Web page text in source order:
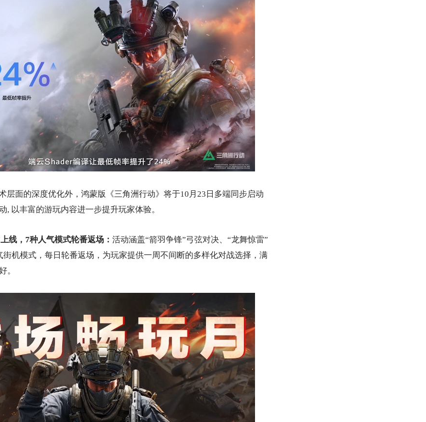
层面的深度优化外，鸿蒙版《三角洲行动》将于10月23日多端同步启动
, 以丰富的游玩内容进一步提升玩家体验。
线，7种人气模式轮番返场： 活动涵盖“箭羽争锋”弓弦对决、“龙舞惊雷”
街机模式，每日轮番返场，为玩家提供一周不间断的多样化对战选择，满
。